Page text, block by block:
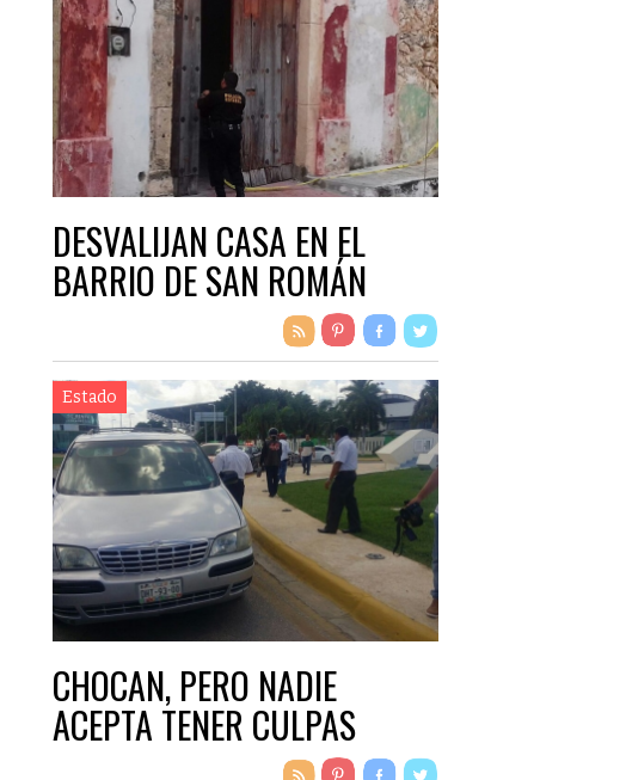
DESVALIJAN CASA EN EL
BARRIO DE SAN ROMÁN
Estado
CHOCAN, PERO NADIE
ACEPTA TENER CULPAS